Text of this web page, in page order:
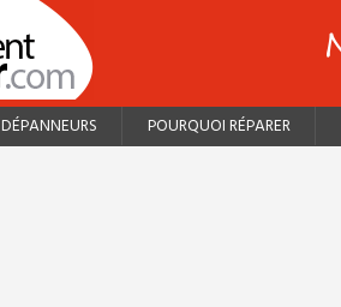
DÉPANNEURS POURQUOI RÉPARER